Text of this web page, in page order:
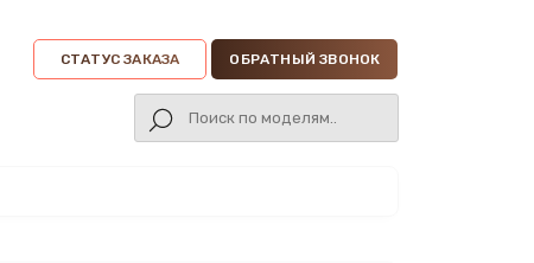
СТАТУС ЗАКАЗА ОБРАТНЫЙ ЗВОНОК